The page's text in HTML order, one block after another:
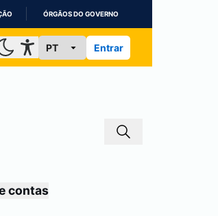
ÓRGÃOS DO GOVERNO
Entrar
contas